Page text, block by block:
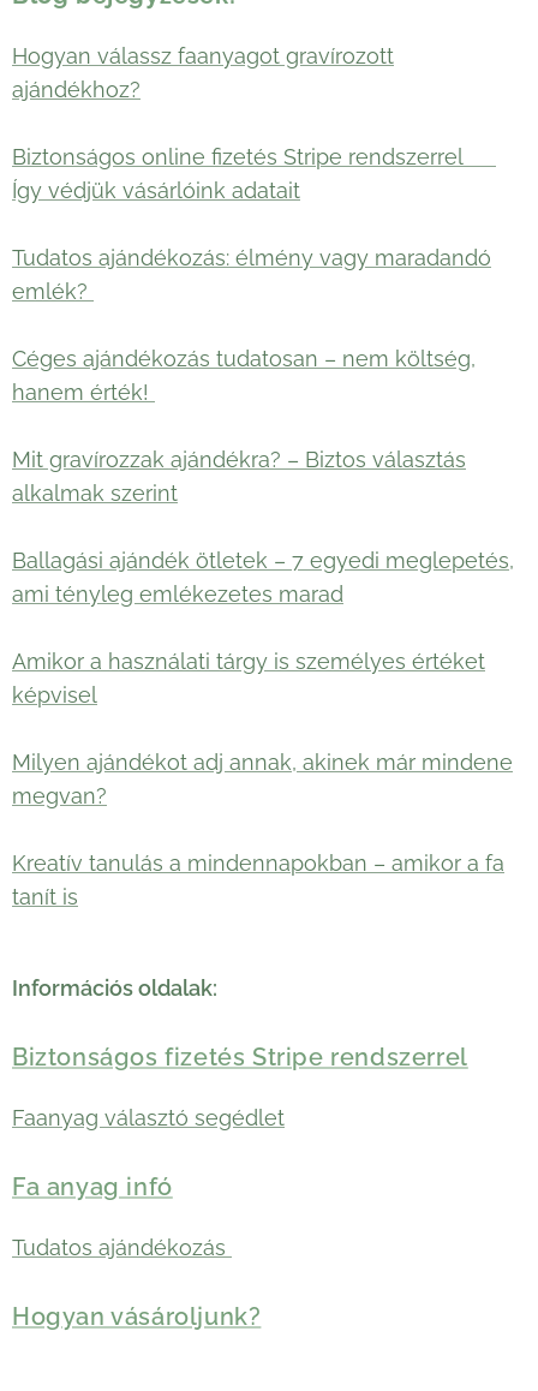
Hogyan válassz faanyagot gravírozott
ajándékhoz?
Biztonságos online fizetés Stripe rendszerrel 🛡️
Így védjük vásárlóink adatait
Tudatos ajándékozás: élmény vagy maradandó
emlék?
Céges ajándékozás tudatosan – nem költség,
hanem érték!
Mit gravírozzak ajándékra? – Biztos választás
alkalmak szerint
Ballagási ajándék ötletek – 7 egyedi meglepetés,
ami tényleg emlékezetes marad
Amikor a használati tárgy is személyes értéket
képvisel
Milyen ajándékot adj annak, akinek már mindene
megvan?
Kreatív tanulás a mindennapokban – amikor a fa
tanít is
Információs oldalak:
Biztonságos fizetés Stripe rendszerrel
Faanyag választó segédlet
Fa anyag infó
Tudatos ajándékozás
Hogyan vásároljunk?